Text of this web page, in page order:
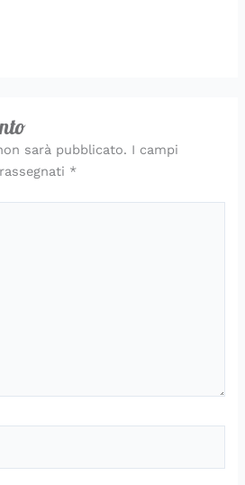
sarà pubblicato. I campi
*